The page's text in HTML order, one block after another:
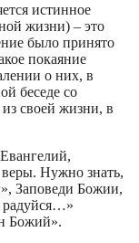
истинное
жизни) – это
было принято
покаяние
о них, в
беседе со
своей жизни, в
Нужно знать,
Заповеди Божии,
Божий».